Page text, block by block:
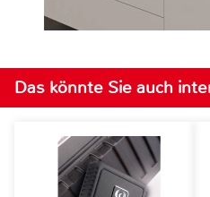
Das könnte Sie auch